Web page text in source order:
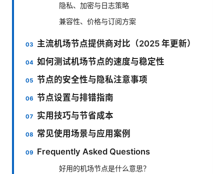
隐私、加密与日志策略
兼容性、价格与订阅方案
主流机场节点提供商对比（2025 年更新）
如何测试机场节点的速度与稳定性
节点的安全性与隐私注意事项
节点设置与排错指南
实用技巧与节省成本
常见使用场景与应用案例
Frequently Asked Questions
好用的机场节点是什么意思？